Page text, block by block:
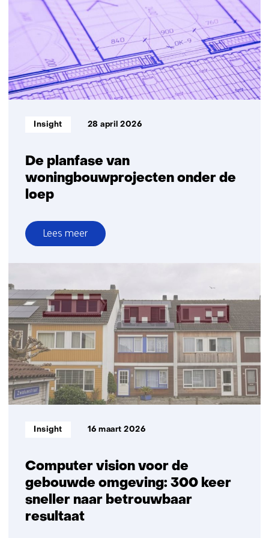
van
versnipperde
naar
gericht
bouwen
voor
De planfase van
woningbouwprojecten onder de
loep
Informatietype:
Insight 28 april 2026
Lees meer
over
De
van
woningbouwprojecten
onder
de
loep
Computer vision voor de
gebouwde omgeving: 300 keer
sneller naar betrouwbaar
resultaat
Informatietype:
Insight 16 maart 2026